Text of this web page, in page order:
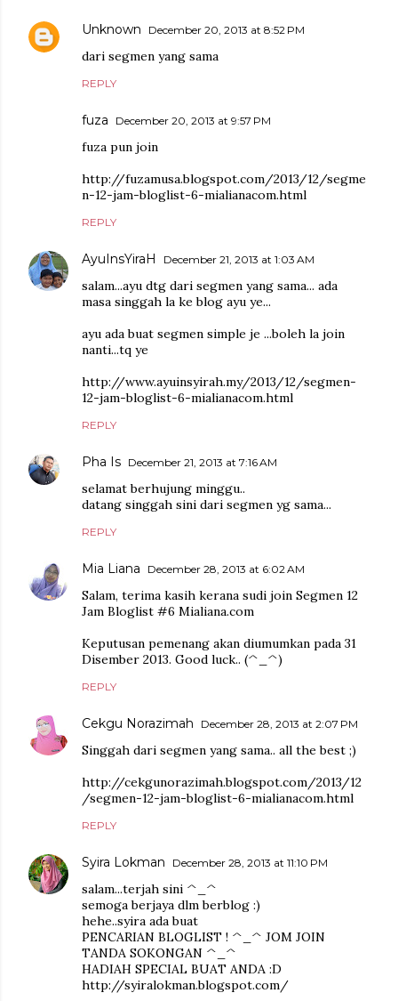
Unknown December 20, 2013 at 8:52 PM
dari segmen yang sama
REPLY
fuza December 20, 2013 at 9:57 PM
fuza pun join
http://fuzamusa.blogspot.com/2013/12/segme
n-12-jam-bloglist-6-mialianacom.html
REPLY
AyuInsYiraH December 21, 2013 at 1:03 AM
salam...ayu dtg dari segmen yang sama... ada
masa singgah la ke blog ayu ye...
ayu ada buat segmen simple je ...boleh la join
nanti...tq ye
http://www.ayuinsyirah.my/2013/12/segmen-
12-jam-bloglist-6-mialianacom.html
REPLY
Pha Is December 21, 2013 at 7:16 AM
selamat berhujung minggu..
datang singgah sini dari segmen yg sama...
REPLY
Mia Liana December 28, 2013 at 6:02 AM
Salam, terima kasih kerana sudi join Segmen 12
Jam Bloglist #6 Mialiana.com
Keputusan pemenang akan diumumkan pada 31
Disember 2013. Good luck.. (^_^)
REPLY
Cekgu Norazimah December 28, 2013 at 2:07 PM
Singgah dari segmen yang sama.. all the best ;)
http://cekgunorazimah.blogspot.com/2013/12
/segmen-12-jam-bloglist-6-mialianacom.html
REPLY
Syira Lokman December 28, 2013 at 11:10 PM
salam...terjah sini ^_^
semoga berjaya dlm berblog :)
hehe..syira ada buat
PENCARIAN BLOGLIST ! ^_^ JOM JOIN
TANDA SOKONGAN ^_^
HADIAH SPECIAL BUAT ANDA :D
http://syiralokman.blogspot.com/